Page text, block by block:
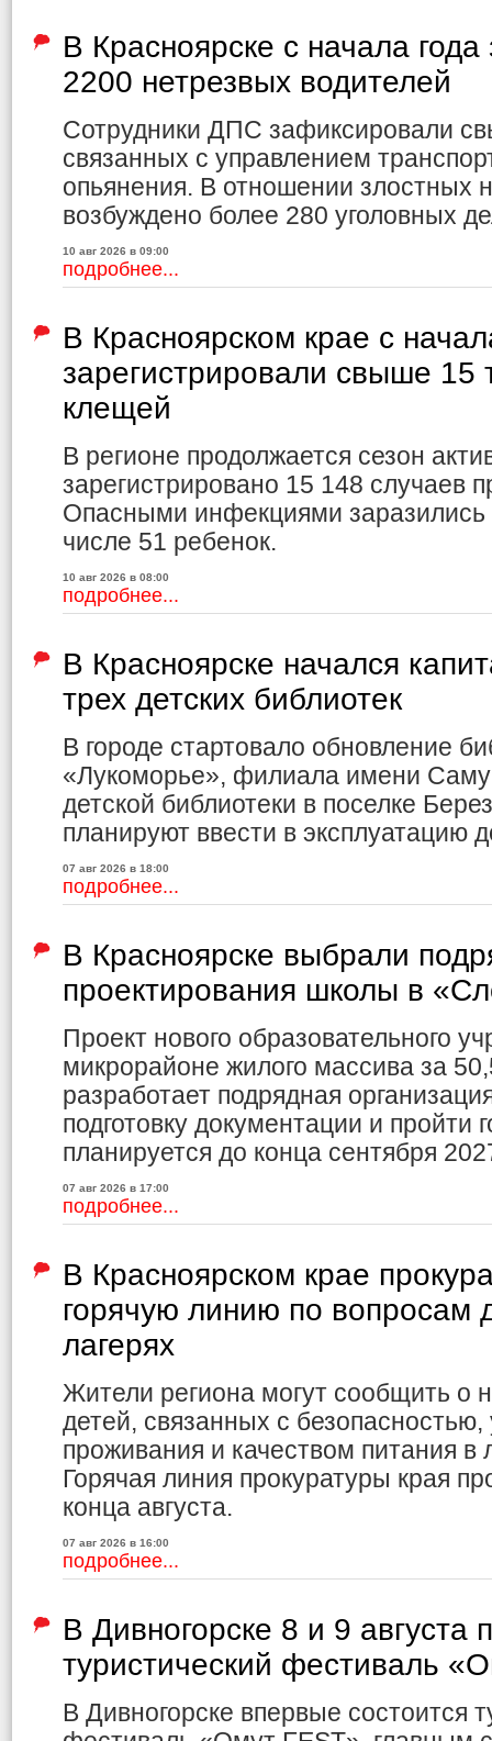
В Красноярске с начала
2200 нетрезвых водителей
Сотрудники ДПС зафиксировали
связанных с управлением
опьянения. В отношении злостных
возбуждено более 280 уголовных
10 авг 2026 в 09:00
подробнее...
В Красноярском крае с
зарегистрировали свыше 15
клещей
В регионе продолжается сезон
зарегистрировано 15 148 случаев
Опасными инфекциями заразились
числе 51 ребенок.
10 авг 2026 в 08:00
подробнее...
В Красноярске начался
трех детских библиотек
В городе стартовало обновление
«Лукоморье», филиала имени
детской библиотеки в поселке
планируют ввести в эксплуатацию
07 авг 2026 в 18:00
подробнее...
В Красноярске выбрали
проектирования школы в
Проект нового образовательного
микрорайоне жилого массива за
разработает подрядная
подготовку документации и пройти
планируется до конца сентября
07 авг 2026 в 17:00
подробнее...
В Красноярском крае
горячую линию по вопросам
лагерях
Жители региона могут сообщить о
детей, связанных с
проживания и качеством питания в
Горячая линия прокуратуры края
конца августа.
07 авг 2026 в 16:00
подробнее...
В Дивногорске 8 и 9 августа
туристический фестиваль
В Дивногорске впервые состоится